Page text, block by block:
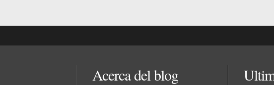
Acerca del blog